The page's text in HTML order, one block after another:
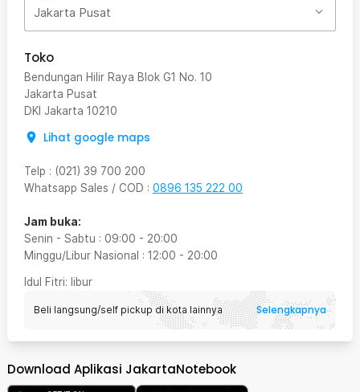
Jakarta Pusat
Toko
Bendungan Hilir Raya Blok G1 No. 10
Jakarta Pusat
DKI Jakarta 10210
Lihat google maps
Telp : (021) 39 700 200
Whatsapp Sales / COD : 0896 135 222 00
Jam buka:
Senin - Sabtu : 09:00 - 20:00
Minggu/Libur Nasional : 12:00 - 20:00
Idul Fitri: libur
Beli langsung/self pickup di kota lainnya Selengkapnya
Download Aplikasi JakartaNotebook